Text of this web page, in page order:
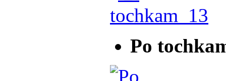
Po